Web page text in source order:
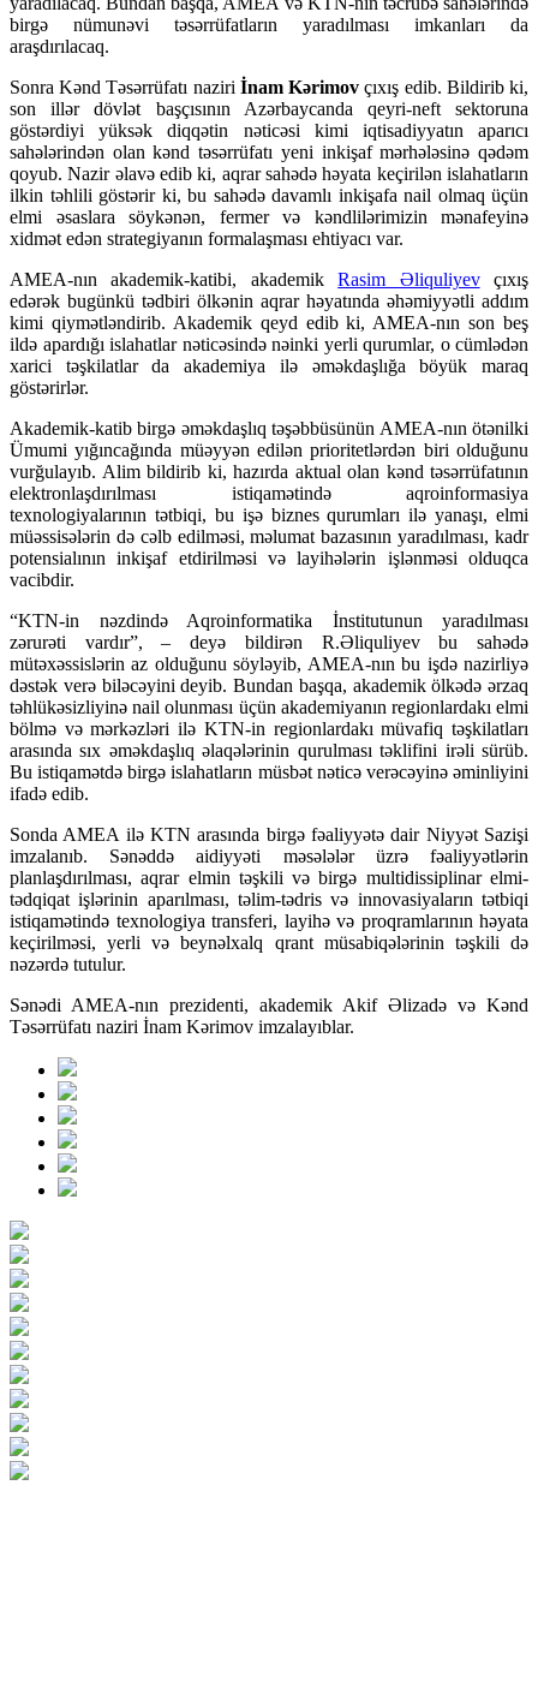
birgə nümunəvi təsərrüfatların yaradılması imkanları da
araşdırılacaq.
Sonra Kənd Təsərrüfatı naziri İnam Kərimov çıxış edib. Bildirib ki,
son illər dövlət başçısının Azərbaycanda qeyri-neft sektoruna
göstərdiyi yüksək diqqətin nəticəsi kimi iqtisadiyyatın aparıcı
sahələrindən olan kənd təsərrüfatı yeni inkişaf mərhələsinə qədəm
qoyub. Nazir əlavə edib ki, aqrar sahədə həyata keçirilən islahatların
ilkin təhlili göstərir ki, bu sahədə davamlı inkişafa nail olmaq üçün
elmi əsaslara söykənən, fermer və kəndlilərimizin mənafeyinə
xidmət edən strategiyanın formalaşması ehtiyacı var.
AMEA-nın akademik-katibi, akademikRasim Əliquliyevçıxış
edərək bugünkü tədbiri ölkənin aqrar həyatında əhəmiyyətli addım
kimi qiymətləndirib. Akademik qeyd edib ki, AMEA-nın son beş
ildə apardığı islahatlar nəticəsində nəinki yerli qurumlar, o cümlədən
xarici təşkilatlar da akademiya ilə əməkdaşlığa böyük maraq
göstərirlər.
Akademik-katib birgə əməkdaşlıq təşəbbüsünün AMEA-nın ötənilki
Ümumi yığıncağında müəyyən edilən prioritetlərdən biri olduğunu
vurğulayıb. Alim bildirib ki, hazırda aktual olan kənd təsərrüfatının
elektronlaşdırılması istiqamətində aqroinformasiya
texnologiyalarının tətbiqi, bu işə biznes qurumları ilə yanaşı, elmi
müəssisələrin də cəlb edilməsi, məlumat bazasının yaradılması, kadr
potensialının inkişaf etdirilməsi və layihələrin işlənməsi olduqca
vacibdir.
“KTN-in nəzdində Aqroinformatika İnstitutunun yaradılması
zərurəti vardır”, – deyə bildirən R.Əliquliyev bu sahədə
mütəxəssislərin az olduğunu söyləyib, AMEA-nın bu işdə nazirliyə
dəstək verə biləcəyini deyib. Bundan başqa, akademik ölkədə ərzaq
təhlükəsizliyinə nail olunması üçün akademiyanın regionlardakı elmi
bölmə və mərkəzləri ilə KTN-in regionlardakı müvafiq təşkilatları
arasında sıx əməkdaşlıq əlaqələrinin qurulması təklifini irəli sürüb.
Bu istiqamətdə birgə islahatların müsbət nəticə verəcəyinə əminliyini
ifadə edib.
Sonda AMEA ilə KTN arasında birgə fəaliyyətə dair Niyyət Sazişi
imzalanıb. Sənəddə aidiyyəti məsələlər üzrə fəaliyyətlərin
planlaşdırılması, aqrar elmin təşkili və birgə multidissiplinar elmi-
tədqiqat işlərinin aparılması, təlim-tədris və innovasiyaların tətbiqi
istiqamətində texnologiya transferi, layihə və proqramlarının həyata
keçirilməsi, yerli və beynəlxalq qrant müsabiqələrinin təşkili də
nəzərdə tutulur.
Sənədi AMEA-nın prezidenti, akademik Akif Əlizadə və Kənd
Təsərrüfatı naziri İnam Kərimov imzalayıblar.